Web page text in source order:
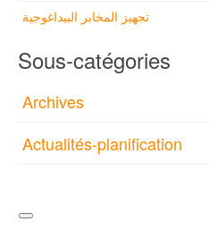
تجهيز المخابر البيداغوجية
Sous-catégories
Archives
Actualités-planification